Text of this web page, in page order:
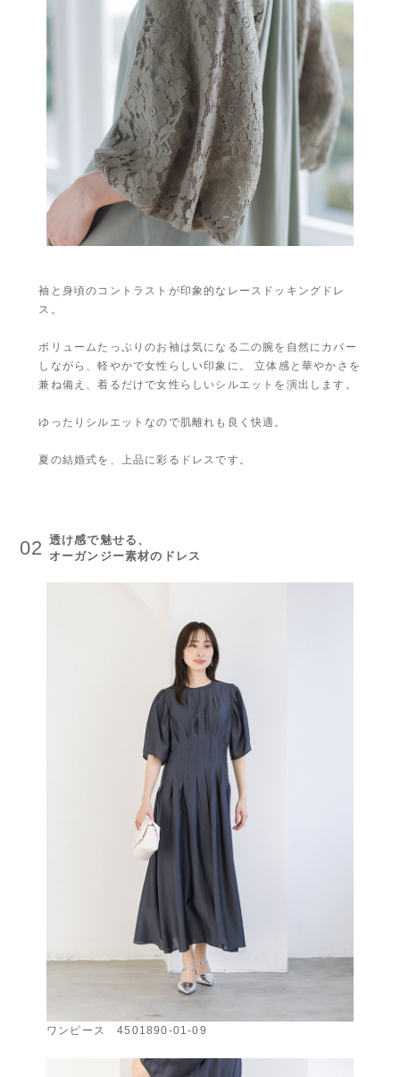
袖と身頃のコントラストが印象的なレースドッキングドレ
ス。
ボリュームたっぷりのお袖は気になる二の腕を自然にカバー
しながら、軽やかで女性らしい印象に。 立体感と華やかさを
兼ね備え、着るだけで女性らしいシルエットを演出します。
ゆったりシルエットなので肌離れも良く快適。
夏の結婚式を、上品に彩るドレスです。
02 透け感で魅せる、
オーガンジー素材のドレス
ワンピース 4501890-01-09